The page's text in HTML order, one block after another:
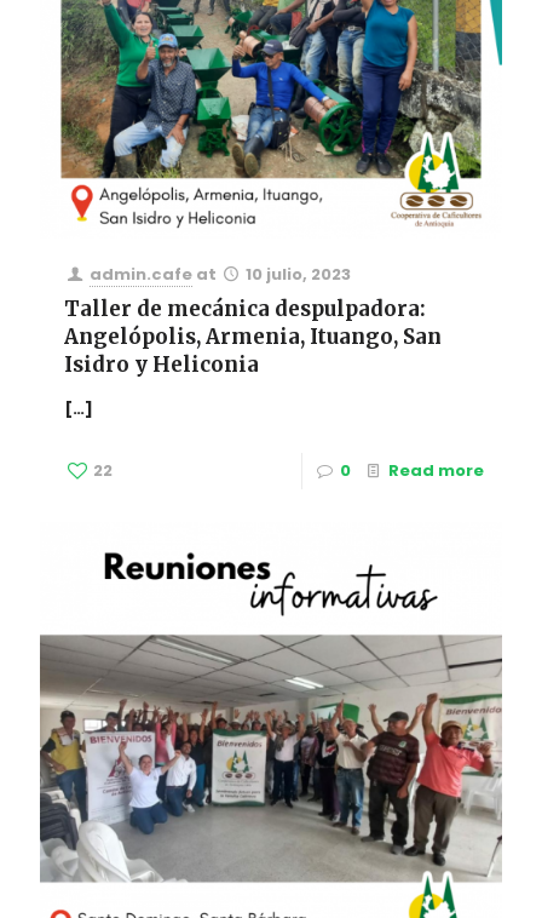
admin.cafe at 10 julio, 2023
Taller de mecánica despulpadora:
Angelópolis, Armenia, Ituango, San
Isidro y Heliconia
[…]
22 0 Read more